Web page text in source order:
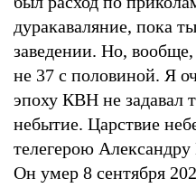
дуракаваляние, пока
заведении. Но,
не 37 с половиной. Я
эпоху КВН не задавал
небытие. Царствие
телегерою
Он умер 8 сентября